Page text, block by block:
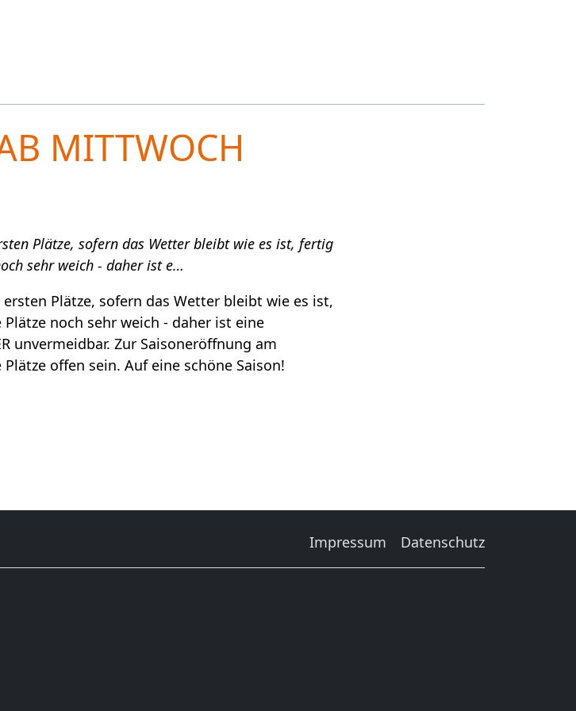
MITTWOCH
Plätze, sofern das Wetter bleibt wie es ist, fertig
sehr weich - daher ist e…
Plätze, sofern das Wetter bleibt wie es ist,
noch sehr weich - daher ist eine
unvermeidbar. Zur Saisoneröffnung am
offen sein. Auf eine schöne Saison!
Impressum Datenschutz